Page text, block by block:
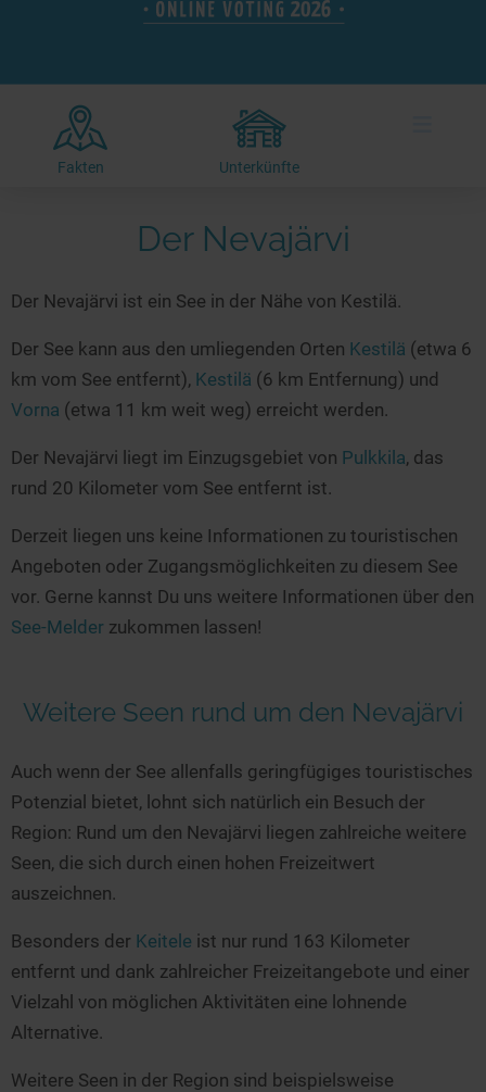
Radtouren am See
Kitesurfen
Kanu- & Kajaktouren
Badeseen in Deutschland
Wellness am See
Romantik Hotels
Urlaub an der Küste
Unterkünfte
Hotels am See
Ferienwohnungen
Kanu- & Kajak-Urlaub
Wanderurlaub
Bikeurlaub
Auszeit & Wellness
Camping am See
Top-Hotels
Wellness-Hotels
Biohotels
Ausgefallenes
Häuser auf dem Wasser
Hundefreundliche Unterkünfte
Glamping
Seen in Deutschland
Seen in Europa
Überwachte Badestellen
Unsere See-Highlights
Deutschlands schönste Seen
Top Seen nach Bundesländern
Top Seen nach Regionen
Deutschlands Lieblingsseen
Seen in Europa
Österreich
Schweiz
Frankreich
Norwegen
alle Länder…
Fakten Unterkünfte
Der Nevajärvi
Der Nevajärvi ist ein See in der Nähe von Kestilä.
Der See kann aus den umliegenden Orten Kestilä (etwa 6
km vom See entfernt), Kestilä (6 km Entfernung) und
Vorna (etwa 11 km weit weg) erreicht werden.
Der Nevajärvi liegt im Einzugsgebiet von Pulkkila, das
rund 20 Kilometer vom See entfernt ist.
Derzeit liegen uns keine Informationen zu touristischen
Angeboten oder Zugangsmöglichkeiten zu diesem See
vor. Gerne kannst Du uns weitere Informationen über den
See-Melder zukommen lassen!
Weitere Seen rund um den Nevajärvi
Auch wenn der See allenfalls geringfügiges touristisches
Potenzial bietet, lohnt sich natürlich ein Besuch der
Region: Rund um den Nevajärvi liegen zahlreiche weitere
Seen, die sich durch einen hohen Freizeitwert
auszeichnen.
Besonders der Keitele ist nur rund 163 Kilometer
entfernt und dank zahlreicher Freizeitangebote und einer
Vielzahl von möglichen Aktivitäten eine lohnende
Alternative.
Weitere Seen in der Region sind beispielsweise